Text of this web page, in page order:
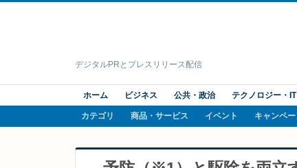
デジタルPRとプレスリリース配信
ホーム ビジネス 公共・政治 テクノロジー・IT
カテゴリ 商品・サービス イベント キャンペ